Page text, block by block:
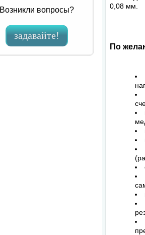
Возникли вопросы?
задавайте!
0,08 мм.
По